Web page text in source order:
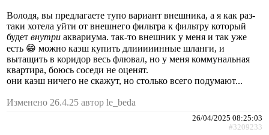
Володя, вы предлагаете тупо вариант внешника, а я как раз-
таки хотела уйти от внешнего фильтра к фильтру который
будет внутри аквариума. так-то внешник у меня и так уже
есть 😁 можно каэш купить длииииинные шланги, и
вытащить в коридор весь флювал, но у меня коммунальная
квартира, боюсь соседи не оценят.
они каэш ничего не скажут, но столько всего подумают...
Изменено 26.4.25 автор le_beda
26/04/2025 08:25:03
#3209233